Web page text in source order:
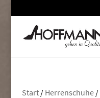
Start/ Herrenschuhe/